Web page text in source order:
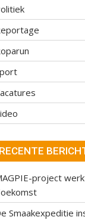
RECENTE
project
Smaakexpeditie